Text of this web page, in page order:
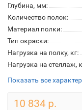
Глубина, мм:
Количество полок:
Материал полки:
Тип окраски:
Нагрузка на полку, кг:
Нагрузка на стеллаж,
Показать все
10 834 р.